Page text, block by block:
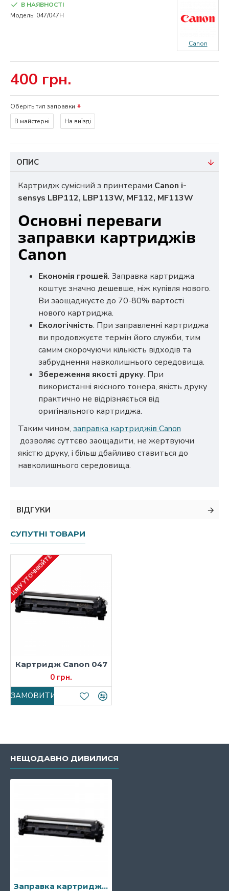
400 грн.
В НАЯВНОСТІ
Модель: 047/047H
Canon
Оберіть тип заправки
В майстерні
На виїзді
ОПИС
Картридж сумісний з принтерами Canon i-
sensys LBP112, LBP113W, MF112, MF113W
Основні переваги
заправки картриджів
Canon
Економія грошей. Заправка картриджа
коштує значно дешевше, ніж купівля нового.
Ви заощаджуєте до 70-80% вартості
нового картриджа.
Екологічність. При заправленні картриджа
ви продовжуєте термін його служби, тим
самим скорочуючи кількість відходів та
забруднення навколишнього середовища.
Збереження якості друку. При
використанні якісного тонера, якість друку
практично не відрізняється від
оригінального картриджа.
Таким чином, заправка картриджів Canon
дозволяє суттєво заощадити, не жертвуючи
якістю друку, і більш дбайливо ставиться до
навколишнього середовища.
ВІДГУКИ
СУПУТНІ ТОВАРИ
ЦІНУ УТОЧНЮЙТЕ
Картридж Canon 047
0 грн.
ЗАМОВИТИ
НЕЩОДАВНО ДИВИЛИСЯ
Заправка картриджа Canon 047/047H